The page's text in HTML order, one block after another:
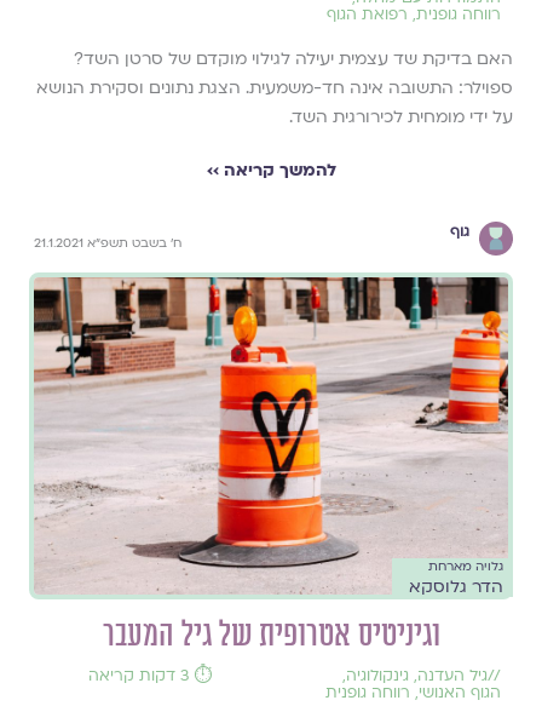
רווחה גופנית, רפואת הגוף
האם בדיקת שד עצמית יעילה לגילוי מוקדם של סרטן השד?
ספוילר: התשובה אינה חד-משמעית. הצגת נתונים וסקירת הנושא
על ידי מומחית לכירורגית השד.
להמשך קריאה ››
גוף
ח' בשבט תשפ"א 21.1.2021
גלויה מארחת
הדר גלוסקא
וגיניטיס אטרופית של גיל המעבר
//גיל העדנה, גינקולוגיה,
הגוף האנושי, רווחה גופנית
⏱️ 3 דקות קריאה